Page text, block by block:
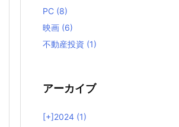
PC (8)
映画 (6)
不動産投資 (1)
アーカイブ
[+]2024 (1)